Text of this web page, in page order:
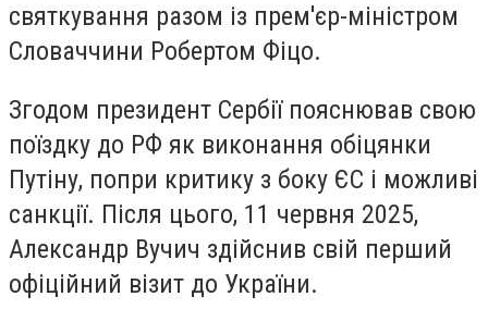
святкування разом із прем'єр-міністром
Словаччини Робертом Фіцо.
Згодом президент Сербії пояснював свою
поїздку до РФ як виконання обіцянки
Путіну, попри критику з боку ЄС і можливі
санкції. Після цього, 11 червня 2025,
Александр Вучич здійснив свій перший
офіційний візит до України.